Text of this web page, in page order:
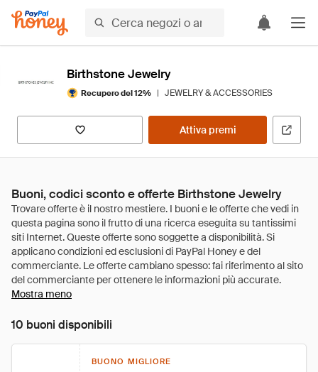
Birthstone Jewelry
Recupero del 12% | JEWELRY & ACCESSORIES
Attiva premi
Buoni, codici sconto e offerte Birthstone Jewelry
Mostra meno
10 buoni disponibili
BUONO MIGLIORE